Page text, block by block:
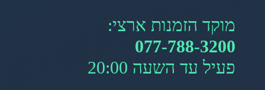
מוקד הזמנות ארצי:
077-788-3200
פעיל עד השעה 20:00